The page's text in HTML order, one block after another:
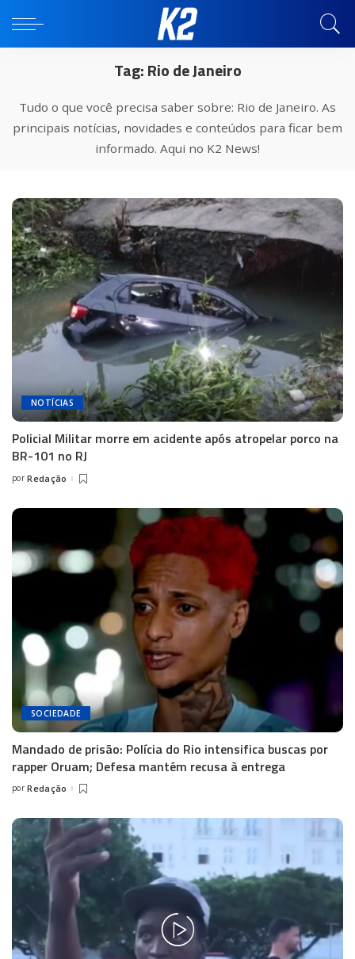
Tag:Rio de Janeiro
Tudo o que você precisa saber sobre: Rio de Janeiro. As
principais notícias, novidades e conteúdos para ficar bem
informado. Aqui no K2 News!
NOTÍCIAS
Policial Militar morre em acidente após atropelar porco na
BR-101 no RJ
Posted
por Redação
SOCIEDADE
Mandado de prisão: Polícia do Rio intensifica buscas por
rapper Oruam; Defesa mantém recusa à entrega
Posted
por Redação